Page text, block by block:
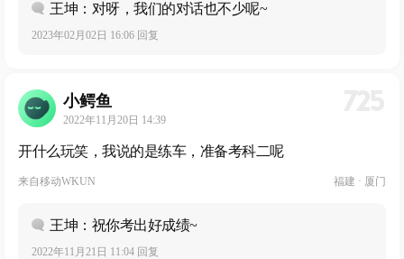
王坤：对呀，我们的对话也不少呢~
2023年02月02日 16:06 回复
小鳄鱼
2022年11月20日 14:39
开什么玩笑，我说的是练车，准备考科二呢
来自移动WKUN 福建 · 厦门
王坤：祝你考出好成绩~
2022年11月21日 11:04 回复